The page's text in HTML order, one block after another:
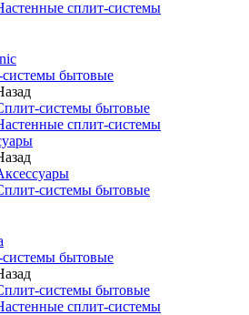
сплит-системы
бытовые
системы бытовые
сплит-системы
системы бытовые
бытовые
системы бытовые
сплит-системы